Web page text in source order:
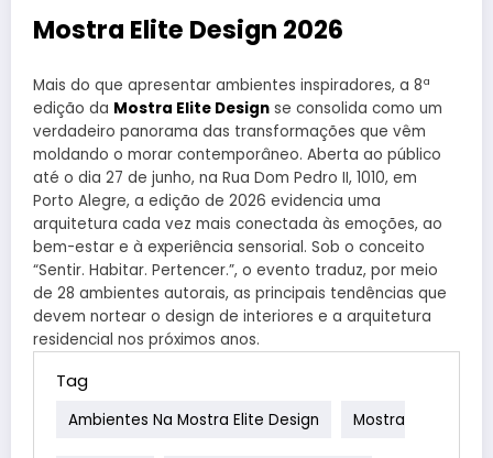
Mostra Elite Design 2026
Mais do que apresentar ambientes inspiradores, a 8ª
edição da Mostra Elite Design se consolida como um
verdadeiro panorama das transformações que vêm
moldando o morar contemporâneo. Aberta ao público
até o dia 27 de junho, na Rua Dom Pedro II, 1010, em
Porto Alegre, a edição de 2026 evidencia uma
arquitetura cada vez mais conectada às emoções, ao
bem-estar e à experiência sensorial. Sob o conceito
“Sentir. Habitar. Pertencer.”, o evento traduz, por meio
de 28 ambientes autorais, as principais tendências que
devem nortear o design de interiores e a arquitetura
residencial nos próximos anos.
Tag
Ambientes Na Mostra Elite Design Mostra